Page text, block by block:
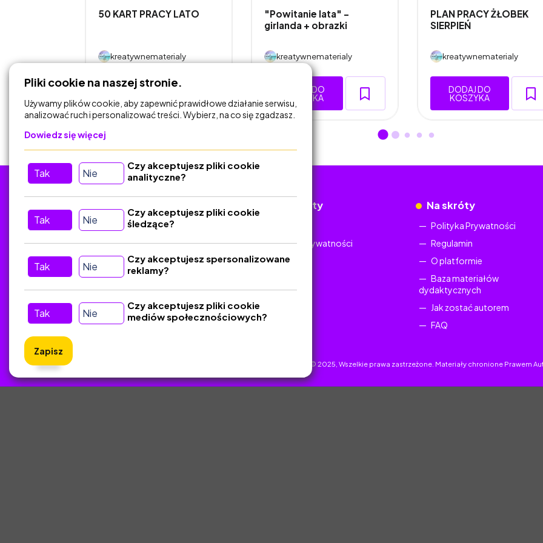
50 KART PRACY LATO
kreatywnematerialy
DODAJ DO
KOSZYKA
"Powitanie lata" -
girlanda + obrazki
kreatywnematerialy
DODAJ DO
KOSZYKA
PLAN PRACY ŻŁOBEK
SIERPIEŃ
kreatywnematerialy
DODAJ DO
KOSZYKA
Kontakt
Dokumenty
Polityka Prywatności
Na skróty
Polityka Prywatności
Regulamin
O platformie
Baza materiałów
dydaktycznych
Jak zostać autorem
FAQ
ZlotyNauczyciel.pl © 2025, Wszelkie prawa zastrzeżone. Materiały chronione Prawem
Pliki cookie na naszej stronie.
Używamy plików cookie, aby zapewnić prawidłowe działanie serwisu,
analizować ruch i personalizować treści. Wybierz, na co się zgadzasz.
Dowiedz się więcej
Tak Nie
Czy akceptujesz pliki cookie
analityczne?
Tak Nie
Czy akceptujesz pliki cookie
śledzące?
Tak Nie
Czy akceptujesz spersonalizowane
reklamy?
Tak Nie
Czy akceptujesz pliki cookie
mediów społecznościowych?
Zapisz